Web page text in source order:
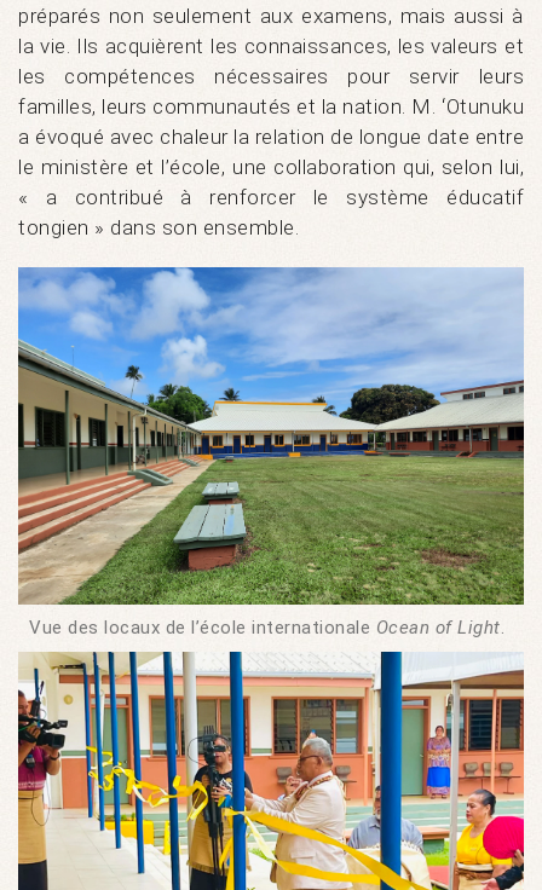
préparés non seulement aux examens, mais aussi à
la vie. Ils acquièrent les connaissances, les valeurs et
les compétences nécessaires pour servir leurs
familles, leurs communautés et la nation. M. ʻOtunuku
a évoqué avec chaleur la relation de longue date entre
le ministère et l’école, une collaboration qui, selon lui,
« a contribué à renforcer le système éducatif
tongien » dans son ensemble.
Vue des locaux de l’école internationale Ocean of Light.